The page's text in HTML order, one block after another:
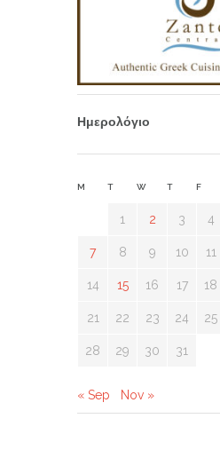
Ημερολόγιο
M T W T F
1 2 3 4
7 8 9 10 11
14 15 16 17 18
21 22 23 24 25
28 29 30 31
« Sep Nov »